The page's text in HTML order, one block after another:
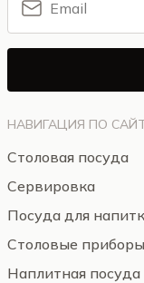
НАВИГАЦИЯ ПО
Столовая посуда
Сервировка
Посуда для
Столовые приборы
Наплитная посуда